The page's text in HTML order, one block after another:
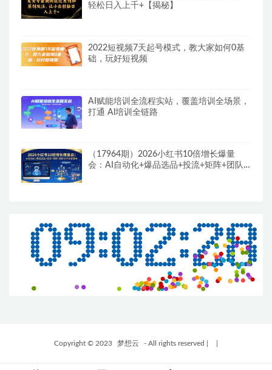
轻松日入上千+【揭秘】
2022短视频7天起号模式，教大家如何0基
础，玩好短视频
AI赋能培训全流程实站，覆盖培训全场景，
打通 Al培训全链路
（17964期）2026小红书10倍增长爆量
会：AI自动化+爆品选品+投流+矩阵+团队
Copyright © 2023 梦想云 - All rights reserved